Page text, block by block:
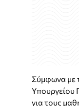
Σύμφωνα με
Υπουργείου
για τους